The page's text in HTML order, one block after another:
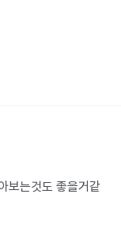
보는것도 좋을거같